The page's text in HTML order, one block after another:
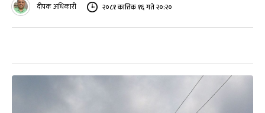
दीपक अधिकारी २०८१ कात्तिक १६ गते २०:२०